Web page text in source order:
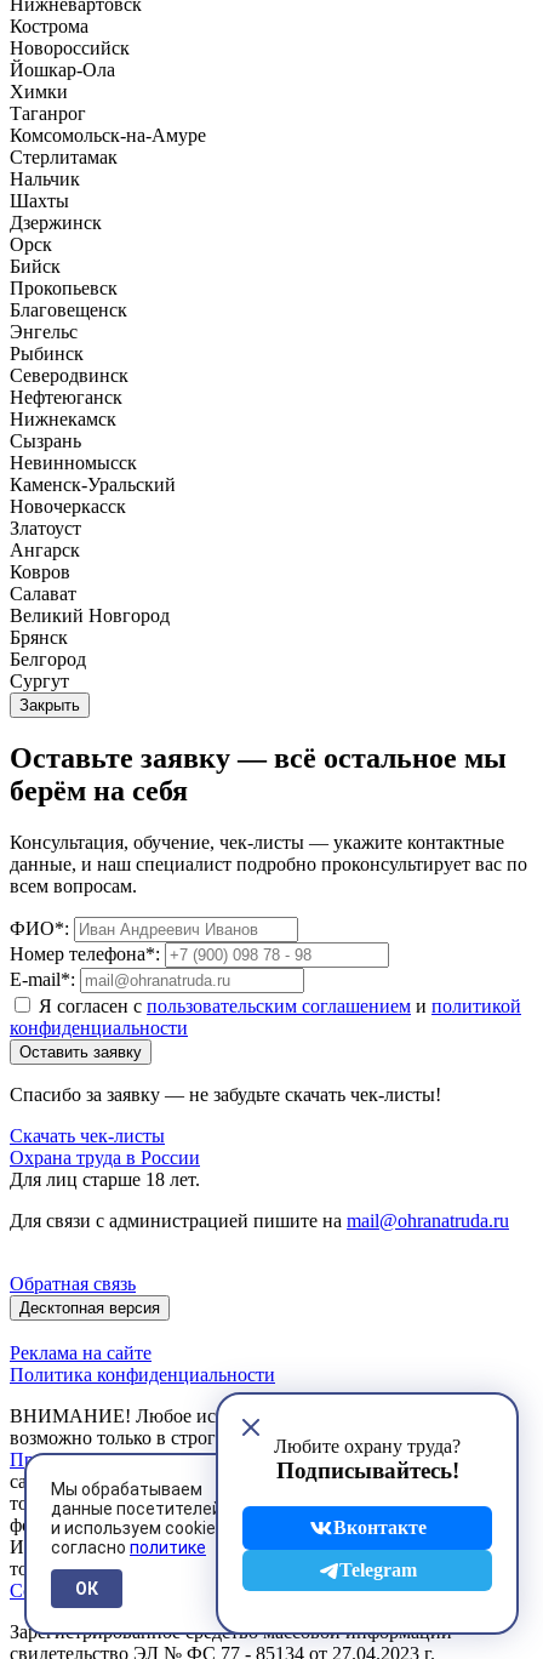
Нижневартовск
Кострома
Новороссийск
Йошкар-Ола
Химки
Таганрог
Комсомольск-на-Амуре
Стерлитамак
Нальчик
Шахты
Дзержинск
Орск
Бийск
Прокопьевск
Благовещенск
Энгельс
Рыбинск
Северодвинск
Нефтеюганск
Нижнекамск
Сызрань
Невинномысск
Каменск-Уральский
Новочеркасск
Златоуст
Ангарск
Ковров
Салават
Великий Новгород
Брянск
Белгород
Сургут
Закрыть
Оставьте заявку — всё остальное мы
берём на себя
Консультация, обучение, чек-листы — укажите контактные
данные, и наш специалист подробно проконсультирует вас по
всем вопросам.
ФИО*:
Номер телефона*:
E-mail*:
Я согласен с пользовательским соглашением и политикой
конфиденциальности
Оставить заявку
Спасибо за заявку — не забудьте скачать чек-листы!
Скачать чек-листы
Мы обрабатываем
данные посетителей
и используем cookies
согласно политике
ОК
Любите охрану труда?
Подписывайтесь!
Вконтакте
Telegram
Охрана труда в России
Для лиц старше 18 лет.
Для связи с администрацией пишите на mail@ohranatruda.ru
Обратная связь
Десктопная версия
Реклама на сайте
Политика конфиденциальности
ВНИМАНИЕ! Любое использование материалов сайта
возможно только в строгом соответствии с установленными
Правилами. Любое коммерческое использование материалов
сайта и их публикация в печатных изданиях допускается
только на основании договоров, заключенных в письменной
форме.
Использование Пользователем сервисов сайта возможно
только на условиях, предусмотренныхПользовательским
Соглашением
Зарегистрированное средство массовой информации
свидетельство ЭЛ № ФС 77 - 85134 от 27.04.2023 г.